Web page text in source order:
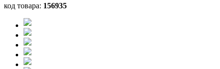
код товара: 156935